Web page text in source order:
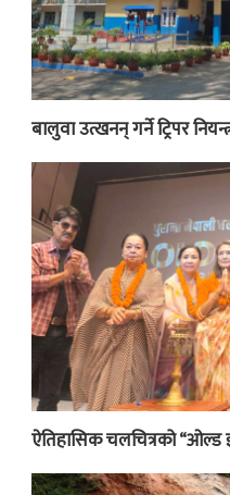
बालुवा उत्खनन् गर्ने ट्रिपर
ऐतिहासिक चलचित्रको “ओल्ड